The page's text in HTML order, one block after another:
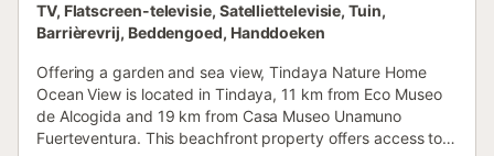
TV, Flatscreen-televisie, Satelliettelevisie, Tuin,
Barrièrevrij, Beddengoed, Handdoeken
Offering a garden and sea view, Tindaya Nature Home
Ocean View is located in Tindaya, 11 km from Eco Museo
de Alcogida and 19 km from Casa Museo Unamuno
Fuerteventura. This beachfront property offers access to a